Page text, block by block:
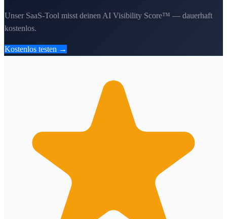
Unser SaaS-Tool misst deinen AI Visibility Score™ — dauerhaft
kostenlos.
Kostenlos testen →